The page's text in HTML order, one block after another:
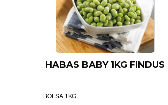
HABAS BABY 1KG FINDUS
BOLSA 1KG